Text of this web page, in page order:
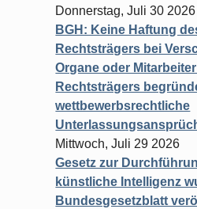
Donnerstag, Juli 30 2026
BGH: Keine Haftung
Rechtsträgers bei
Organe oder
Rechtsträgers
wettbewerbsrechtliche
Mittwoch, Juli 29 2026
Gesetz zur
künstliche Intelligenz
Bundesgesetzblatt